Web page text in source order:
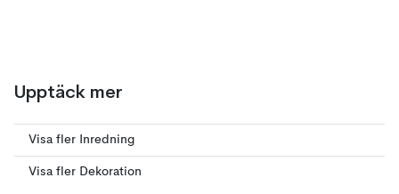
Upptäck mer
Visa fler Inredning
Visa fler Dekoration